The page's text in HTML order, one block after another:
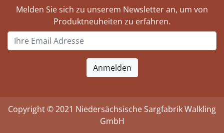
Melden Sie sich zu unserem Newsletter an, um von
Produktneuheiten zu erfahren.
Copyright © 2021 Niedersächsische Sargfabrik Walkling
GmbH